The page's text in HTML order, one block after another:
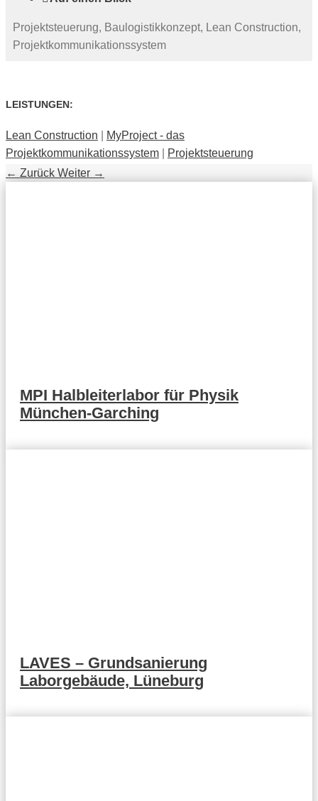
Projektsteuerung, Baulogistikkonzept, Lean Construction,
Projektkommunikationssystem
LEISTUNGEN:
Lean Construction
MyProject - das
Projektkommunikationssystem
Projektsteuerung
← Zurück Weiter →
MPI Halbleiterlabor für Physik
München-Garching
LAVES – Grundsanierung
Laborgebäude, Lüneburg